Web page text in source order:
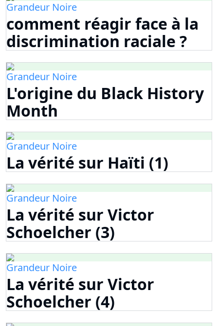
Grandeur Noire
comment réagir face à la
discrimination raciale ?
Grandeur Noire
L'origine du Black History
Month
Grandeur Noire
La vérité sur Haïti (1)
Grandeur Noire
La vérité sur Victor
Schoelcher (3)
Grandeur Noire
La vérité sur Victor
Schoelcher (4)